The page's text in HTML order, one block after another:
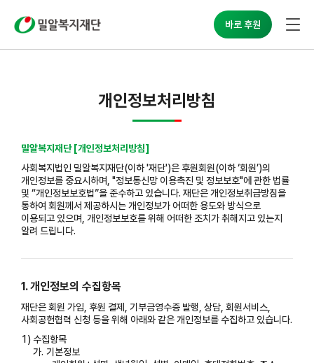
바로 후원
개인정보처리방침
밀알복지재단 [개인정보처리방침]
사회복지법인 밀알복지재단(이하 '재단')은 후원회원(이하 ‘회원’)의
개인정보를 중요시하며, "정보통신망 이용촉진 및 정보보호"에 관한 법률
및 “개인정보보호법”을 준수하고 있습니다. 재단은 개인정보취급방침을
통하여 회원께서 제공하시는 개인정보가 어떠한 용도와 방식으로
이용되고 있으며, 개인정보보호를 위해 어떠한 조치가 취해지고 있는지
알려 드립니다.
1. 개인정보의 수집항목
재단은 회원 가입, 후원 결제, 기부금영수증 발행, 상담, 회원서비스,
사회공헌협력 신청 등을 위해 아래와 같은 개인정보를 수집하고 있습니다.
1) 수집항목
가. 기본정보